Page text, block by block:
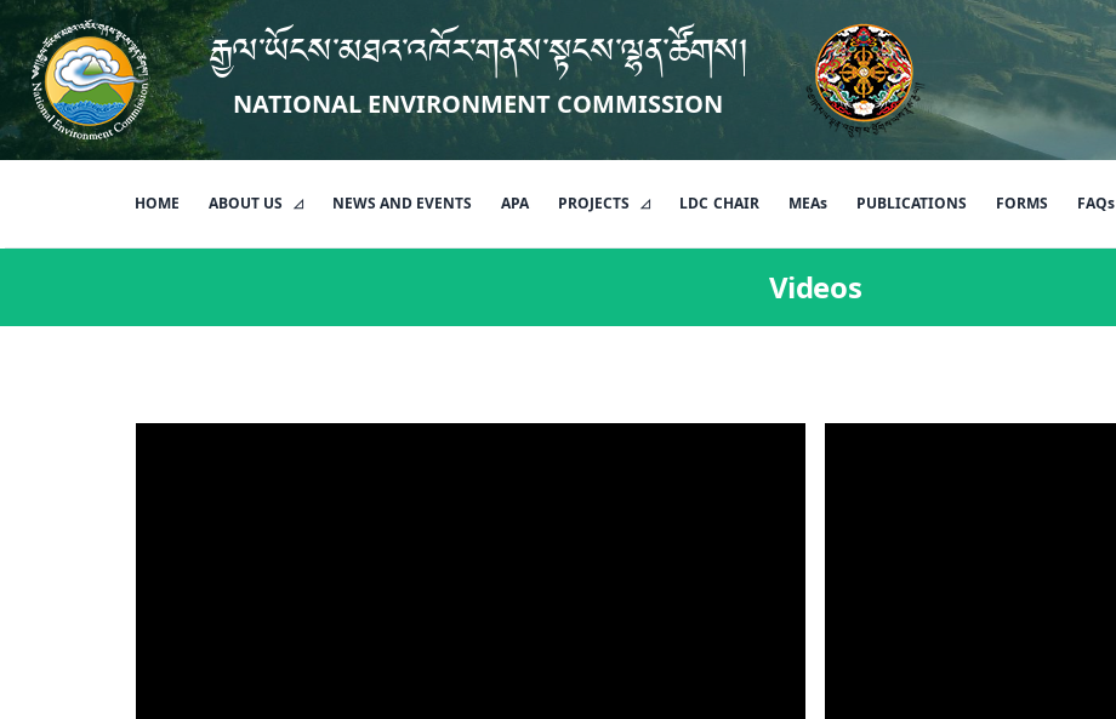
རྒྱལ་ཡོངས་མཐའ་འཁོར་གནས་སྟངས་ལྷན་ཚོགས།
NATIONAL ENVIRONMENT COMMISSION
HOME ABOUT US NEWS AND EVENTS APA PROJECTS LDC CHAIR MEAs PUBLICATIONS FORMS FAQs
Videos